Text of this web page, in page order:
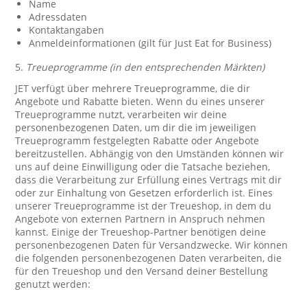
Name
Adressdaten
Kontaktangaben
Anmeldeinformationen (gilt für Just Eat for Business)
5. Treueprogramme (in den entsprechenden Märkten)
JET verfügt über mehrere Treueprogramme, die dir
Angebote und Rabatte bieten. Wenn du eines unserer
Treueprogramme nutzt, verarbeiten wir deine
personenbezogenen Daten, um dir die im jeweiligen
Treueprogramm festgelegten Rabatte oder Angebote
bereitzustellen. Abhängig von den Umständen können wir
uns auf deine Einwilligung oder die Tatsache beziehen,
dass die Verarbeitung zur Erfüllung eines Vertrags mit dir
oder zur Einhaltung von Gesetzen erforderlich ist. Eines
unserer Treueprogramme ist der Treueshop, in dem du
Angebote von externen Partnern in Anspruch nehmen
kannst. Einige der Treueshop-Partner benötigen deine
personenbezogenen Daten für Versandzwecke. Wir können
die folgenden personenbezogenen Daten verarbeiten, die
für den Treueshop und den Versand deiner Bestellung
genutzt werden: